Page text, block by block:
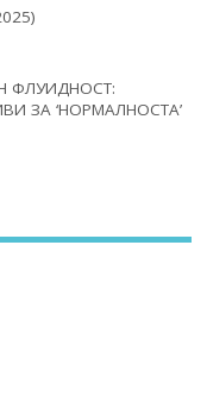
ФЛУИДНОСТ:
ЗА ‘НОРМАЛНОСТА’